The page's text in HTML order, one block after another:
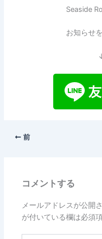
Seaside
お知らせ
前
コメントする
メールアドレスが公開
が付いている欄は必須